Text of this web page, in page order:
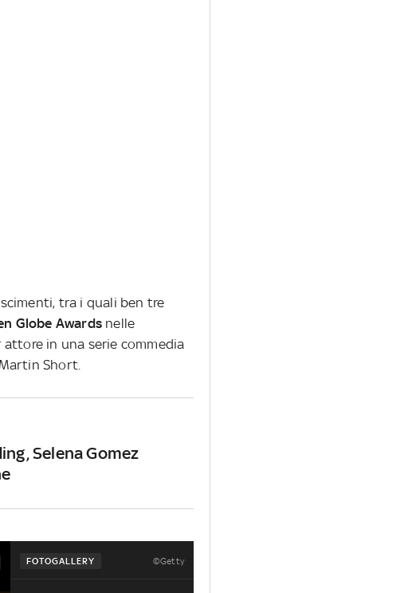
tra i quali ben tre
Globe Awards nelle
in una serie commedia
Short.
Selena Gomez
FOTOGALLERY ©Getty